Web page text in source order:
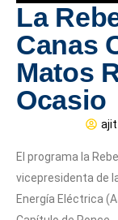
La
Canas
Matos
Ocasio
El programa la
vicepresidenta de
Energía Eléctrica